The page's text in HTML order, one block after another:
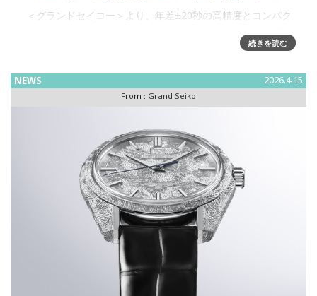
＜グランドセイコー＞より、年差±20秒の高精度とコンパク
セイコーウオッチ株式会社は、エボリューション9 コレクシ
続きを読む
NEWS 2026.4.15
From : Grand Seiko